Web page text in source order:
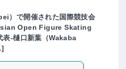
）で開催された国際競技会
Open Figure Skating
-樋口新葉（Wakaba